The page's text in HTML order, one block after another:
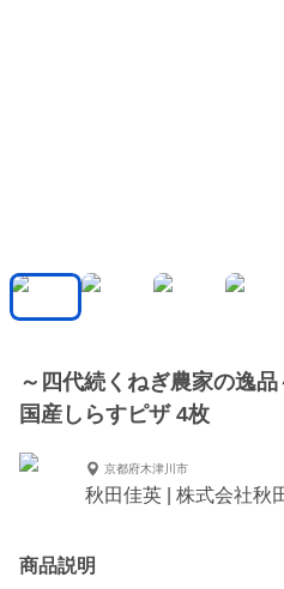
～四代続くねぎ農家の逸
国産しらすピザ 4枚
京都府木津川市
秋田佳英 | 株式会社秋
商品説明